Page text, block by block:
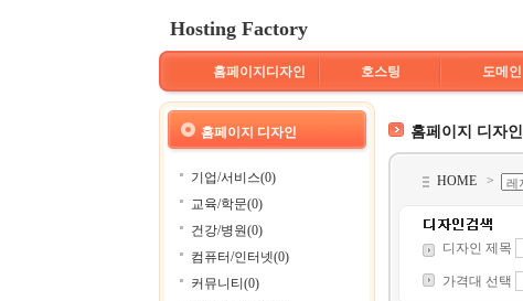
Hosting Factory
홈페이지디자인 호스팅 도메인
홈페이지 디자인
기업/서비스(0)
교육/학문(0)
건강/병원(0)
컴퓨터/인터넷(0)
커뮤니티(0)
홈페이지 디자인
HOME >
디자인 제목
가격대 선택